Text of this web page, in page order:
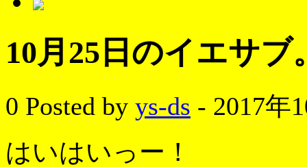
10月25日のイエサブ
0 Posted by ys-ds - 2017年
はいはいっー！